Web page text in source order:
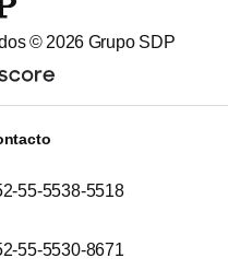
© 2026 Grupo SDP
55-5538-5518
55-5530-8671